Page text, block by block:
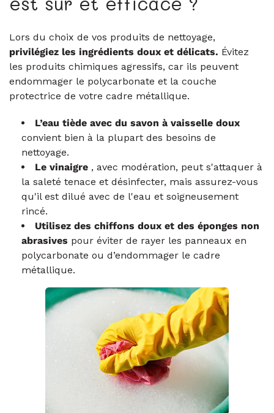
Lors du choix de vos produits de nettoyage,
privilégiez les ingrédients doux et délicats. Évitez
les produits chimiques agressifs, car ils peuvent
endommager le polycarbonate et la couche
protectrice de votre cadre métallique.
L’eau tiède avec du savon à vaisselle doux
convient bien à la plupart des besoins de
nettoyage.
Le vinaigre , avec modération, peut s'attaquer à
la saleté tenace et désinfecter, mais assurez-vous
qu'il est dilué avec de l'eau et soigneusement
rincé.
Utilisez des chiffons doux et des éponges non
abrasives pour éviter de rayer les panneaux en
polycarbonate ou d’endommager le cadre
métallique.